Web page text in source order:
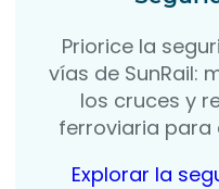
Priorice la
vías de SunRail:
los cruces y
ferroviaria para
Explorar la